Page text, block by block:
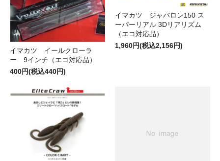
イマカツ イールクローラ
ー 9インチ（エコ対応品）
400円(税込440円)
イマカツ ジャバロン150 ス
ーパーリアル 3Dリアリズム
（エコ対応品）
1,960円(税込2,156円)